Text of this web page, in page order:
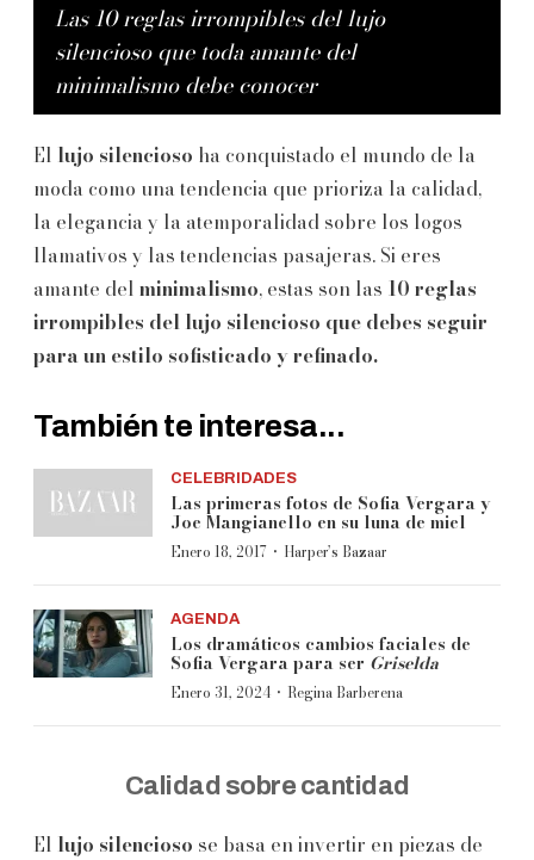
Las 10 reglas irrompibles del lujo
silencioso que toda amante del
minimalismo debe conocer
El lujo silencioso ha conquistado el mundo de la
moda como una tendencia que prioriza la calidad,
la elegancia y la atemporalidad sobre los logos
llamativos y las tendencias pasajeras. Si eres
amante del minimalismo, estas son las 10 reglas
irrompibles del lujo silencioso que debes seguir
para un estilo sofisticado y refinado.
También te interesa...
CELEBRIDADES
Las primeras fotos de Sofia Vergara y
Joe Mangianello en su luna de miel
Enero 18, 2017 · Harper’s Bazaar
AGENDA
Los dramáticos cambios faciales de
Sofia Vergara para ser Griselda
Enero 31, 2024 · Regina Barberena
Calidad sobre cantidad
El lujo silencioso se basa en invertir en piezas de